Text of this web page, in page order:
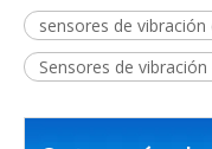
sensores de
Sensores de